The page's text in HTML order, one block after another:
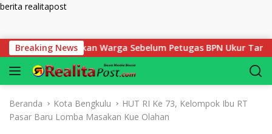
berita realitapost
Breaking News
Warga Sebelum Petugas BPN Ukur Tanah
Beranda Kota Bengkulu
HUT RI Ke 73, Kelompok Ibu RT
Pasar Baru Lomba Masakan Kue Olahan